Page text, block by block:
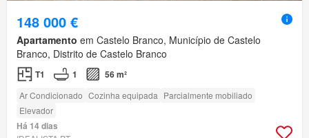
148 000 €
Apartamento em Castelo Branco, Município de Castelo
Branco, Distrito de Castelo Branco
T1 1 56 m²
Ar Condicionado Cozinha equipada Parcialmente mobiliado
Elevador
Há 14 dias